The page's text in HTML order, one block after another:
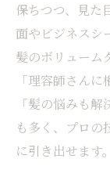
保ちつつ、見た
面やビジネスシ
髪のボリューム
「理容師さん
「髪の悩みも
も多く、プロの
に引き出せます。